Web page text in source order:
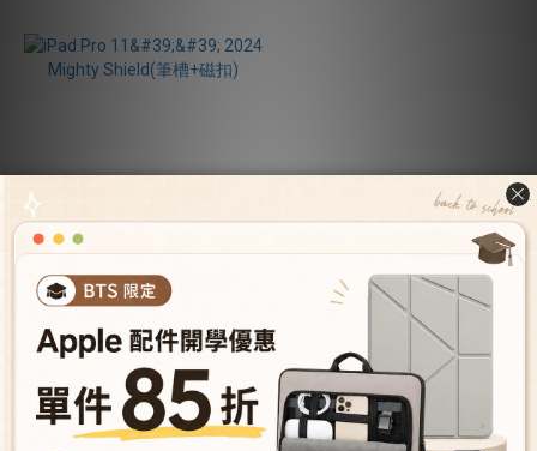
iPad Pro 11'' 2024 Mighty
NT$888
NT$1,980